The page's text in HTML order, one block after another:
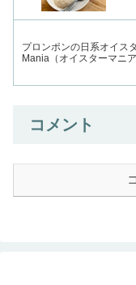
プロンポンの日系オイス
Mania（オイスターマニ
コメント